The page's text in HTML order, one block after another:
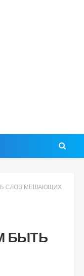
СЛОВ МЕШАЮЩИХ
БЫТЬ